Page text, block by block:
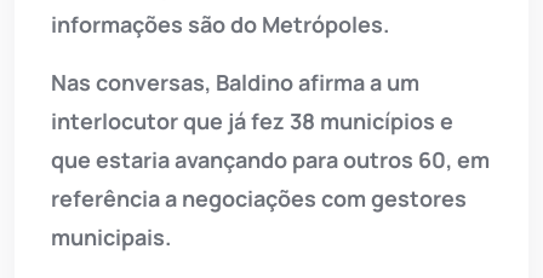
informações são do Metrópoles.
Nas conversas, Baldino afirma a um
interlocutor que já fez 38 municípios e
que estaria avançando para outros 60, em
referência a negociações com gestores
municipais.